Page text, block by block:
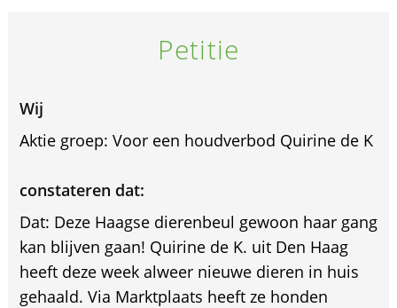
Petitie
Wij
Aktie groep: Voor een houdverbod Quirine de K
constateren dat:
Dat: Deze Haagse dierenbeul gewoon haar gang
kan blijven gaan! Quirine de K. uit Den Haag
heeft deze week alweer nieuwe dieren in huis
gehaald. Via Marktplaats heeft ze honden